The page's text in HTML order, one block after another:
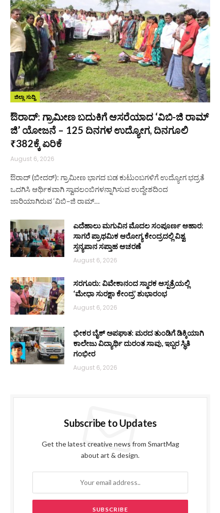
ಜಿಲ್ಲಾ ಸುದ್ದಿ
ಔರಾದ್: ಗ್ರಾಮೀಣ ಬದುಕಿಗೆ ಆಸರೆಯಾದ ‘ವಿಬಿ-ಜಿ ರಾಮ್
ಜಿ’ ಯೋಜನೆ – 125 ದಿನಗಳ ಉದ್ಯೋಗ, ದಿನಗೂಲಿ
₹382ಕ್ಕೆ ಏರಿಕೆ
August 6, 2026
ಔರಾದ್ (ಬೀದರ್): ಗ್ರಾಮೀಣ ಭಾಗದ ಬಡ ಕುಟುಂಬಗಳಿಗೆ ಉದ್ಯೋಗ ಭದ್ರತೆ
ಒದಗಿಸಿ ಆರ್ಥಿಕವಾಗಿ ಸ್ವಾವಲಂಬಿಗಳನ್ನಾಗಿಸುವ ಉದ್ದೇಶದಿಂದ
ಜಾರಿಯಾಗಿರುವ ‘ವಿಬಿ–ಜಿ ರಾಮ್…
ಎದೆಹಾಲು ಮಗುವಿನ ಮೊದಲ ಸಂಪೂರ್ಣ ಆಹಾರ:
ಸಾಗರೆ ಪ್ರಾಥಮಿಕ ಆರೋಗ್ಯ ಕೇಂದ್ರದಲ್ಲಿ ವಿಶ್ವ
ಸ್ತನ್ಯಪಾನ ಸಪ್ತಾಹ ಆಚರಣೆ
August 6, 2026
ಸರಗೂರು: ವಿವೇಕಾನಂದ ಸ್ಮಾರಕ ಆಸ್ಪತ್ರೆಯಲ್ಲಿ
‘ಮೇಧಾ ಸುರಕ್ಷಾ ಕೇಂದ್ರ’ ಶುಭಾರಂಭ
August 6, 2026
ಭೀಕರ ಬೈಕ್ ಅಪಘಾತ: ಮರದ ತುಂಡಿಗೆ ಡಿಕ್ಕಿಯಾಗಿ
ಕಾಲೇಜು ವಿದ್ಯಾರ್ಥಿ ದುರಂತ ಸಾವು, ಇಬ್ಬರ ಸ್ಥಿತಿ
ಗಂಭೀರ
August 6, 2026
Subscribe to Updates
Get the latest creative news from SmartMag
about art & design.